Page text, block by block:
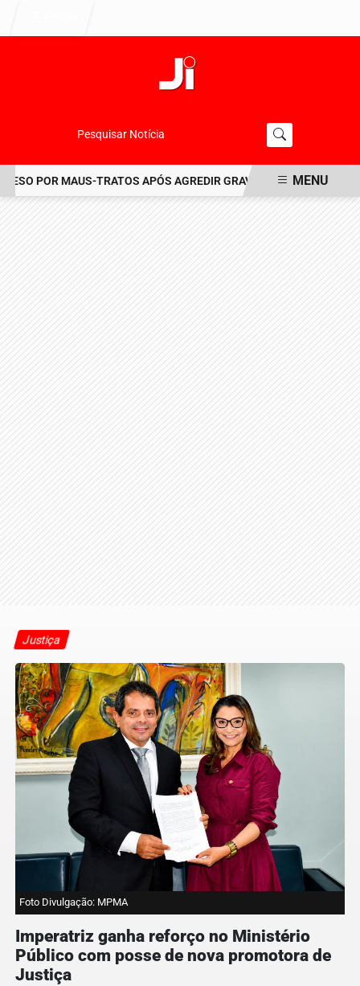
Pesquisar Notícia
POR MAUS-TRATOS APÓS AGREDIR GRAVEMENTE CACHORRO
MENU
Justiça
Foto Divulgação: MPMA
Imperatriz ganha reforço no Ministério
Público com posse de nova promotora de
Justiça